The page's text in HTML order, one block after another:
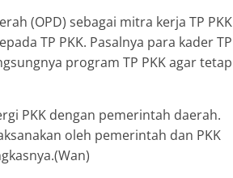
(OPD) sebagai mitra kerja TP PKK
TP PKK. Pasalnya para kader TP
program TP PKK agar tetap
PKK dengan pemerintah daerah.
oleh pemerintah dan PKK